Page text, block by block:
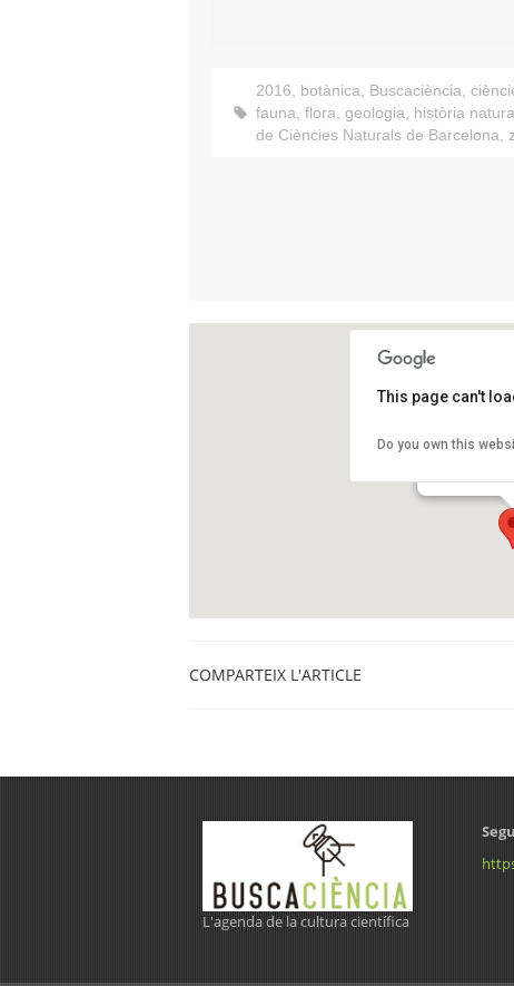
2016, botànica, Buscaciència,
fauna, flora, geologia, història
de Ciències Naturals de Barcelona,
Plaça de
This page can't
Do you own this
COMPARTEIX L'ARTICLE
L'agenda de la cultura científica